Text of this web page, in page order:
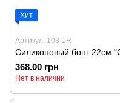
Хит
Артикул: 103-1R
Силиконовый бонг 22см
368.00 грн
Нет в наличии